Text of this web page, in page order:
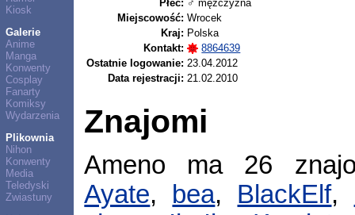
Kiosk
Galerie
Anime
Manga
Konwenty
Cosplay
Fanarty
Komiksy
Wydarzenia
Plikownia
Nihon
Konwenty
Media
Teledyski
Zwiastuny
Płeć: ♂ mężczyzna
Miejscowość: Wrocek
Kraj: Polska
Kontakt:
8864639
Ostatnie logowanie: 23.04.2012
Data rejestracji: 21.02.2010
Znajomi
Ameno ma 26
Ayate, bea, BlackElf,